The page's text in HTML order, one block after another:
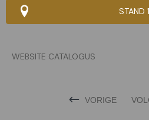
STAND
WEBSITE CATALOGUS
VORIGE